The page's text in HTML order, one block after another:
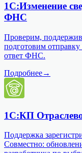
1С:Изменение
ФНС
Проверим,
подготовим
ответ ФНС.
Подробнее→
1С:КП
Поддержка
Совместно: